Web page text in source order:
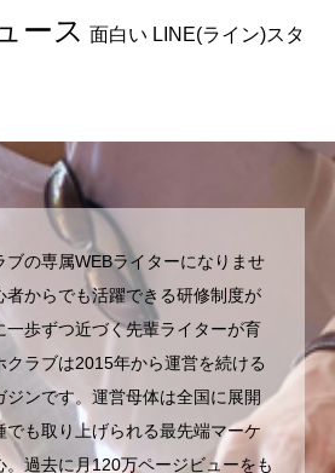
ース 面白い LINE(ライン)スタ
ブの専属WEBライターになりませ
者からでも活躍できる研修制度が
一歩ずつ近づく先輩ライターが育
クラブは2015年から運営を続ける
ンです。運営母体は全国に展開
でも取り上げられる最先端マーケ
。過去に月120万ページビューをも